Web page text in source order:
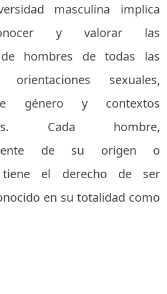
masculina implica
y valorar las
de hombres de todas las
sexuales,
género y contextos
Cada hombre,
de su origen o
tiene el derecho de ser
en su totalidad como